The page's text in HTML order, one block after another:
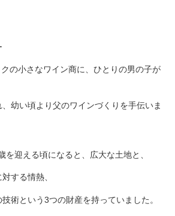
の小さなワイン商に、ひとりの男の子が
幼い頃より父のワインづくりを手伝いま
を迎える頃になると、広大な土地と、
する情熱、
術という3つの財産を持っていました。